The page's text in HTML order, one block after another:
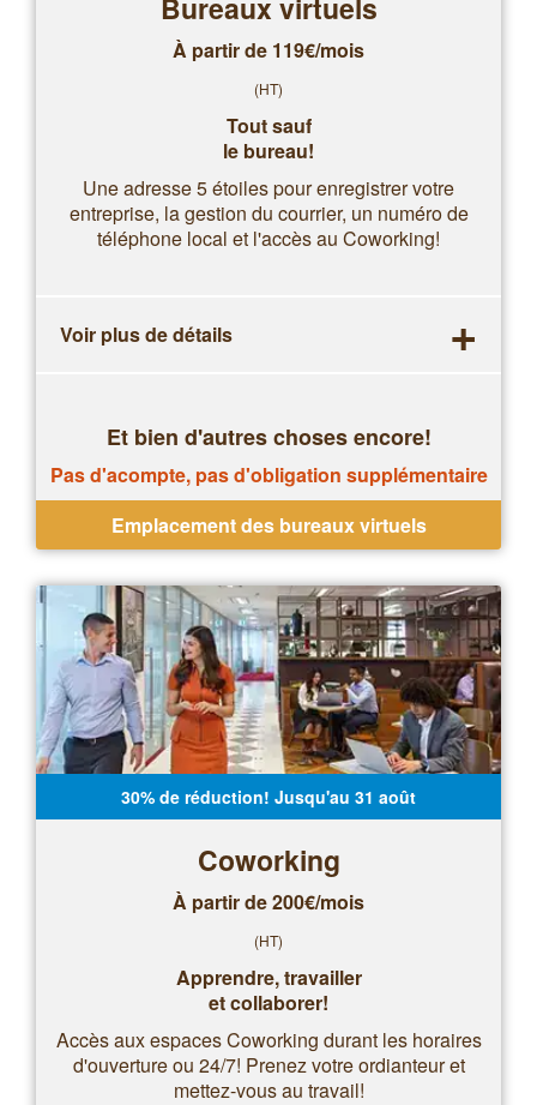
À partir de 119€/mois
(HT)
Tout sauf
le bureau!
Une adresse 5 étoiles pour enregistrer votre
entreprise, la gestion du courrier, un numéro de
téléphone local et l'accès au Coworking!
Voir plus de détails +
Et bien d'autres choses encore!
Pas d'acompte, pas d'obligation supplémentaire
Emplacement des bureaux virtuels
30% de réduction! Jusqu'au 31 août
Coworking
À partir de 200€/mois
(HT)
Apprendre, travailler
et collaborer!
Accès aux espaces Coworking durant les horaires
d'ouverture ou 24/7! Prenez votre ordianteur et
mettez-vous au travail!